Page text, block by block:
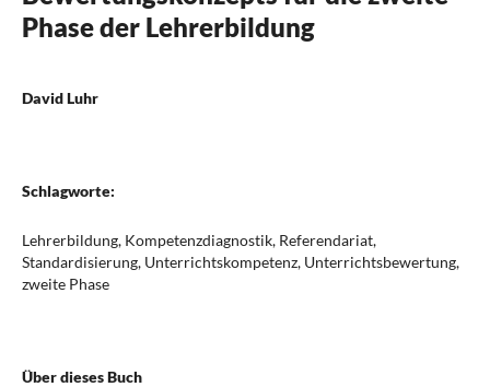
Phase der Lehrerbildung
David Luhr
Schlagworte:
Lehrerbildung, Kompetenzdiagnostik, Referendariat,
Standardisierung, Unterrichtskompetenz, Unterrichtsbewertung,
zweite Phase
Über dieses Buch